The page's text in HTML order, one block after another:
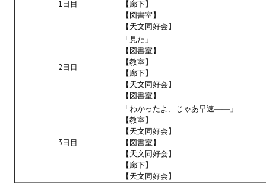
Mass Effect 3
Divinity Original Sin Enhanced Edition
Dragon Age 2
1日目
【廊下】
【図書室】
【天文同好会】
2日目
「見た」
【図書室】
【教室】
【廊下】
【天文同好会】
【図書室】
3日目
「わかったよ、じゃあ早速――」
【教室】
【天文同好会】
【図書室】
【天文同好会】
【廊下】
【天文同好会】